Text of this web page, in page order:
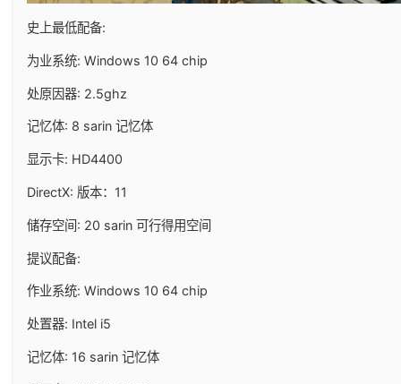
史上最低配备:
为业系统: Windows 10 64 chip
处原因器: 2.5ghz
记忆体: 8 sarin 记忆体
显示卡: HD4400
DirectX: 版本：11
储存空间: 20 sarin 可行得用空间
提议配备:
作业系统: Windows 10 64 chip
处置器: Intel i5
记忆体: 16 sarin 记忆体